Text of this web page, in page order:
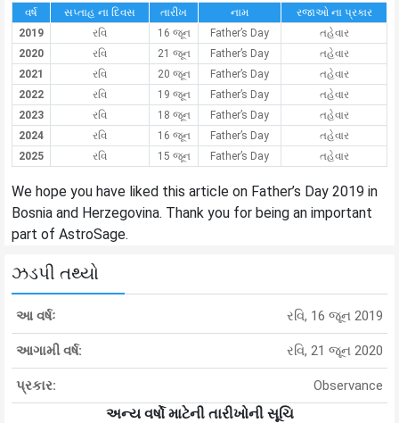
વર્ષ સપ્તાહ ના દિવસ તારીખ નામ
રજાઓ ના પ્રકાર
2019
રવિ 16 જૂન Father’s Day
તહેવાર
2020
રવિ 21 જૂન Father’s Day
તહેવાર
2021
રવિ 20 જૂન Father’s Day
તહેવાર
2022
રવિ 19 જૂન Father’s Day
તહેવાર
2023
રવિ 18 જૂન Father’s Day
તહેવાર
2024
રવિ 16 જૂન Father’s Day
તહેવાર
2025
રવિ 15 જૂન Father’s Day તહેવાર
We hope you have liked this article on Father’s Day 2019 in
Bosnia and Herzegovina. Thank you for being an important
part of AstroSage.
ઝડપી તથ્યો
આ વર્ષઃ રવિ, 16 જૂન 2019
આગામી વર્ષ: રવિ, 21 જૂન 2020
પ્રકાર: Observance
અન્ય વર્ષો માટેની તારીખોની સૂચિ